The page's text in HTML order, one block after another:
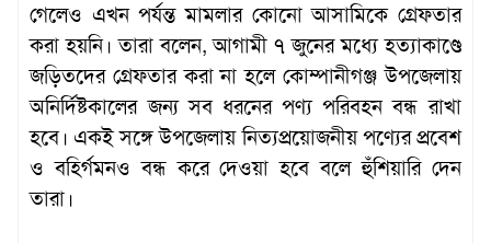
গেলেও এখন পর্যন্ত মামলার কোনো আসামিকে গ্রেফতার
করা হয়নি। তারা বলেন, আগামী ৭ জুনের মধ্যে হত্যাকাণ্ডে
জড়িতদের গ্রেফতার করা না হলে কোম্পানীগঞ্জ উপজেলায়
অনির্দিষ্টকালের জন্য সব ধরনের পণ্য পরিবহন বন্ধ রাখা
হবে। একই সঙ্গে উপজেলায় নিত্যপ্রয়োজনীয় পণ্যের প্রবেশ
ও বহির্গমনও বন্ধ করে দেওয়া হবে বলে হুঁশিয়ারি দেন
তারা।